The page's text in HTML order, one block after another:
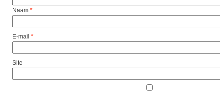
Naam *
E-mail *
Site